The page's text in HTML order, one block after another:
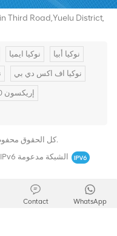
نوكيا ايميا نوكيا أبيا
نوكيا اف اكس دي بي
إريكسون 6630
© 2026 Hong Kong xingheda Co., Ltd.كل الحقوق محفوظة.
IPv6 الشبكة مدعومة
WhatsApp
Contact